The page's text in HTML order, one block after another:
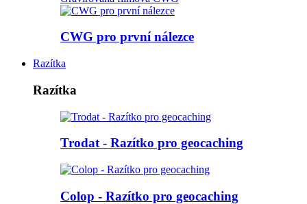
CWG pro první nálezce
Razítka
Razítka
Trodat - Razítko pro geocaching
Colop - Razítko pro geocaching